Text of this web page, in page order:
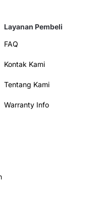
Layanan Pembeli
FAQ
Kontak Kami
Tentang Kami
Warranty Info